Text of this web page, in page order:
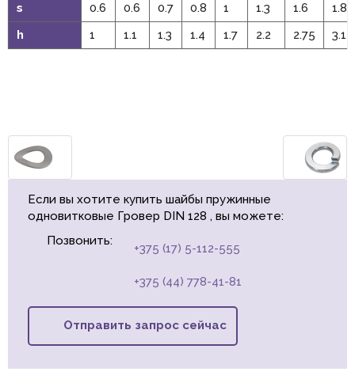
s
0.6 0.6 0.7 0.8 1 1.3 1.6
1.8
h
1 1.1 1.3 1.4 1.7 2.2 2.75 3.15
Если вы хотите купить шайбы пружинные
одновитковые Гровер DIN 128 , вы можете:
Позвонить:
+375 (17) 5-112-555
+375 (44) 778-41-81
Отправить запрос сейчас